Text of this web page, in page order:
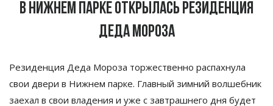
В Нижнем парке открылась Резиденция
Деда Мороза
Резиденция Деда Мороза торжественно распахнула
свои двери в Нижнем парке. Главный зимний волшебник
заехал в свои владения и уже с завтрашнего дня будет